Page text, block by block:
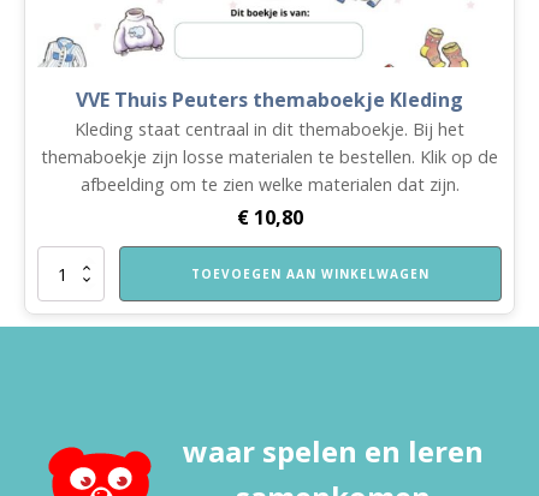
VVE Thuis Peuters themaboekje Kleding
Kleding staat centraal in dit themaboekje. Bij het
themaboekje zijn losse materialen te bestellen. Klik op de
afbeelding om te zien welke materialen dat zijn.
€10,80
VVE
Peuters
TOEVOEGEN AAN WINKELWAGEN
waar spelen en leren